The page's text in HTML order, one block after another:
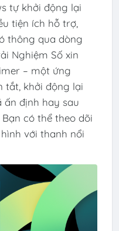
tự khởi động lại
tiện ích hỗ trợ,
thông qua dòng
Nghiệm Số xin
– một ứng
tắt, khởi động lại
định hay sau
có thể theo dõi
với thanh nổi